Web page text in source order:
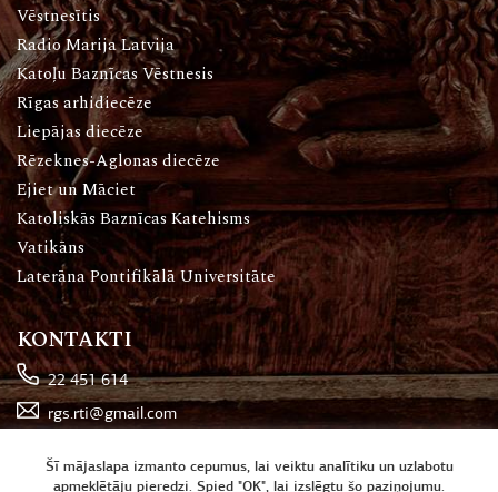
Vēstnesītis
Radio Marija Latvija
Katoļu Baznīcas Vēstnesis
Rīgas arhidiecēze
Liepājas diecēze
Rēzeknes-Aglonas diecēze
Ejiet un Māciet
Katoliskās Baznīcas Katehisms
Vatikāns
Laterāna Pontifikālā Universitāte
KONTAKTI
22 451 614
rgs.rti@gmail.com
Katoļu iela 16, Rīga
Šī mājaslapa izmanto cepumus, lai veiktu analītiku un uzlabotu
apmeklētāju pieredzi. Spied "OK", lai izslēgtu šo paziņojumu.